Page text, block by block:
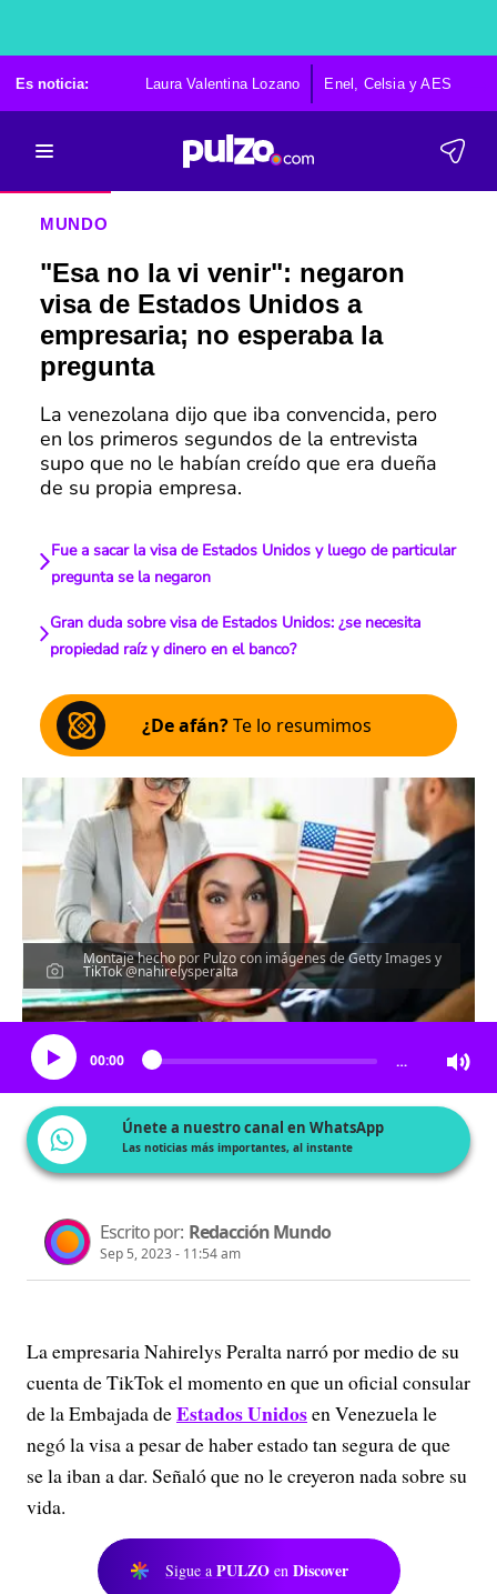
Es noticia: Laura Valentina Lozano Enel, Celsia y AES
MUNDO
"Esa no la vi venir": negaron
visa de Estados Unidos a
empresaria; no esperaba la
pregunta
La venezolana dijo que iba convencida, pero
en los primeros segundos de la entrevista
supo que no le habían creído que era dueña
de su propia empresa.
Fue a sacar la visa de Estados Unidos y luego de particular
pregunta se la negaron
Gran duda sobre visa de Estados Unidos: ¿se necesita
propiedad raíz y dinero en el banco?
¿De afán?Te lo resumimos
Montaje hecho por Pulzo con imágenes de Getty Images y
TikTok @nahirelysperalta
Escucha el artículo
00:00 …
Únete a nuestro canal en WhatsApp
Las noticias más importantes, al instante
Escrito por: Redacción Mundo
Sep 5, 2023 - 11:54 am
La empresaria Nahirelys Peralta narró por medio de su
cuenta de TikTok el momento en que un oficial consular
de la Embajada deEstados Unidosen Venezuela le
negó la visa a pesar de haber estado tan segura de que
se la iban a dar. Señaló que no le creyeron nada sobre su
vida.
Sigue a PULZO en Discover